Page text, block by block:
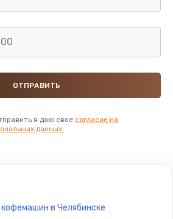
я даю свое согласие на
данных.
в Челябинске